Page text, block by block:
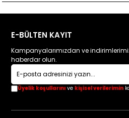
E-BÜLTEN KAYIT
Kampanyalarımızdan ve
haberdar olun.
Üyelik koşullarını ve kişisel verilerimin